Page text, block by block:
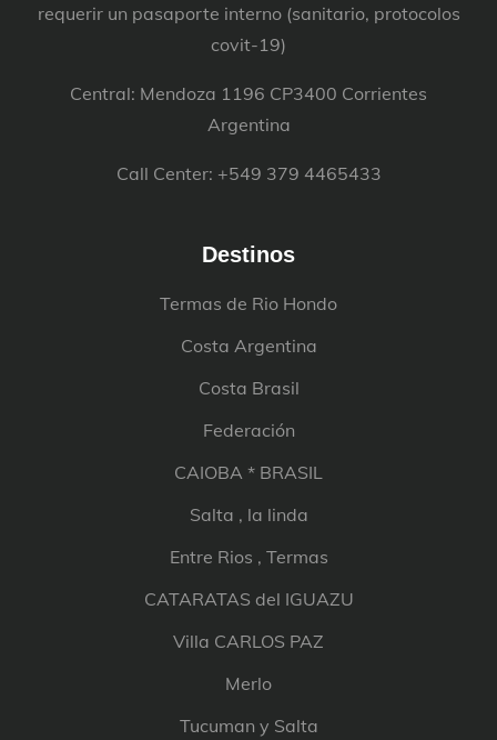
requerir un pasaporte interno (sanitario, protocolos
covit-19)
Central: Mendoza 1196 CP3400 Corrientes
Argentina
Call Center: +549 379 4465433
Destinos
Termas de Rio Hondo
Costa Argentina
Costa Brasil
Federación
CAIOBA * BRASIL
Salta , la linda
Entre Rios , Termas
CATARATAS del IGUAZU
Villa CARLOS PAZ
Merlo
Tucuman y Salta